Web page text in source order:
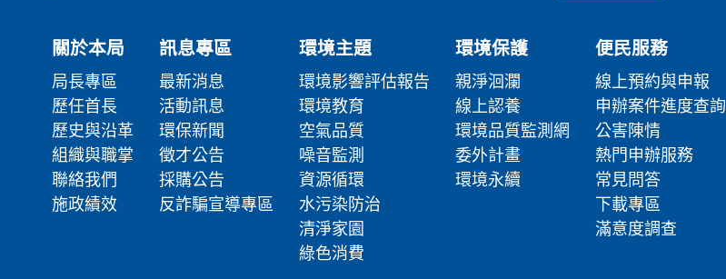
關於本局
局長專區
歷任首長
歷史與沿革
組織與職掌
聯絡我們
施政績效
訊息專區
最新消息
活動訊息
環保新聞
徵才公告
採購公告
反詐騙宣導專區
環境主題
環境影響評估報告
環境教育
空氣品質
噪音監測
資源循環
水污染防治
清淨家園
綠色消費
環境保護
親淨洄瀾
線上認養
環境品質監測網
委外計畫
環境永續
便民服務
線上預約與申報
申辦案件進度查詢
公害陳情
熱門申辦服務
常見問答
下載專區
滿意度調查